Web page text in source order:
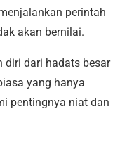
perintah
akan bernilai.
diri dari hadats besar
yang hanya
pentingnya niat dan